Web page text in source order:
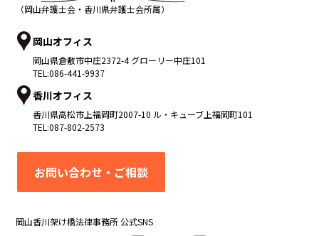
（岡山弁護士会・香川県弁護士会所属）
岡山オフィス
岡山県倉敷市中庄2372-4 グローリー中庄101
TEL:086-441-9937
香川オフィス
香川県高松市 上福岡町2007-10 ル・キューブ上福岡町101
TEL:087-802-2573
お問い合わせ・ご相談
岡山香川架け橋法律事務所 公式SNS